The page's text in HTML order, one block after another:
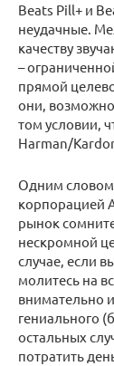
Beats Pill+ и
неудачные.
качеству
–
прямой
они,
том условии,
Harman/
Одним
корпорацией
рынок
нескромной
случае, если
молитесь на
внимательно
гениального
остальных
потратить